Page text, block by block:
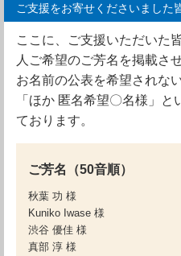
ご支援をお寄せくださいました
ここに、ご支援いただいた
人ご希望のご芳名を掲載さ
お名前の公表を希望されな
「ほか 匿名希望〇名様」
ております。
ご芳名（50音順）
秋葉 功 様
Kuniko Iwase 様
渋谷 優佳 様
真部 淳 様